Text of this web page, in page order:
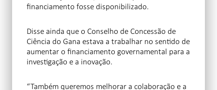
financiamento fosse disponibilizado.
Disse ainda que o Conselho de Concessão de
Ciência do Gana estava a trabalhar no sentido de
aumentar o financiamento governamental para a
investigação e a inovação.
“Também queremos melhorar a colaboração e a